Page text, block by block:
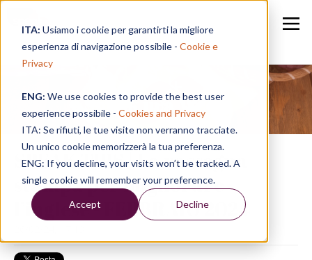
ITA: Usiamo i cookie per garantirti la migliore
esperienza di navigazione possibile - Cookie e
Privacy
ENG: We use cookies to provide the best user
experience possibile - Cookies and Privacy
ITA: Se rifiuti, le tue visite non verranno tracciate.
Un unico cookie memorizzerà la tua preferenza.
ENG: If you decline, your visits won’t be tracked. A
single cookie will remember your preference.
Accept Decline
Speak in a Week
SPEAK TIPS | La rassegna
stampa per migliorare
l’inglese - FEBBRAIO 2024